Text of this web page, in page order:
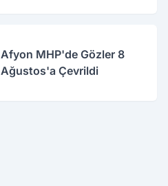
Afyon MHP'de Gözler 8
Ağustos'a Çevrildi